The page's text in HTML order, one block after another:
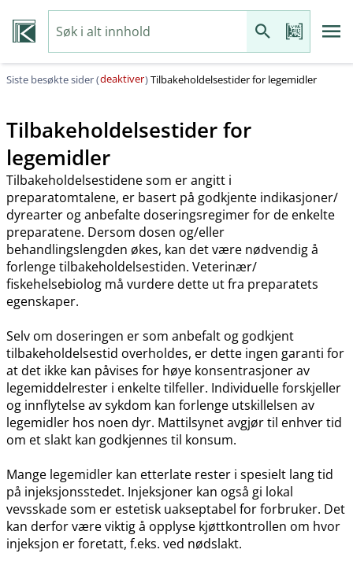
Siste besøkte sider (deaktiver)Tilbakeholdelsestider for legemidler
Tilbakeholdelsestider for
legemidler
Tilbakeholdelsestidene som er angitt i
preparatomtalene, er basert på godkjente indikasjoner​/​
dyrearter og anbefalte doseringsregimer for de enkelte
preparatene. Dersom dosen og​/​eller
behandlingslengden økes, kan det være nødvendig å
forlenge tilbakeholdelsestiden. Veterinær​/​
fiskehelsebiolog må vurdere dette ut fra preparatets
egenskaper.
Selv om doseringen er som anbefalt og godkjent
tilbakeholdelsestid overholdes, er dette ingen garanti for
at det ikke kan påvises for høye konsentrasjoner av
legemiddelrester i enkelte tilfeller. Individuelle forskjeller
og innflytelse av sykdom kan forlenge utskillelsen av
legemidler hos noen dyr. Mattilsynet avgjør til enhver tid
om et slakt kan godkjennes til konsum.
Mange legemidler kan etterlate rester i spesielt lang tid
på injeksjonsstedet. Injeksjoner kan også gi lokal
vevsskade som er estetisk uakseptabel for forbruker. Det
kan derfor være viktig å opplyse kjøttkontrollen om hvor
injeksjon er foretatt, f.eks. ved nødslakt.